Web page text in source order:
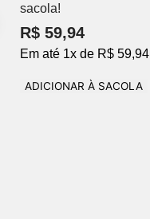
sacola!
R$ 59,94
Em até 1x de R$ 59,94
ADICIONAR À SACOLA